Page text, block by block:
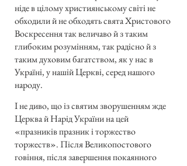
ніде в цілому християнському світі не
обходили й не обходять свята Христового
Воскресення так величаво й з таким
глибоким розумінням, так радісно й з
таким духовим багатством, як у нас в
Україні, у нашій Церкві, серед нашого
народу.
І не диво, що із святим зворушенням жде
Церква й Нарід України на цей
«празників празник і торжество
торжеств». Після Великопостового
говіння, після завершення покаянного